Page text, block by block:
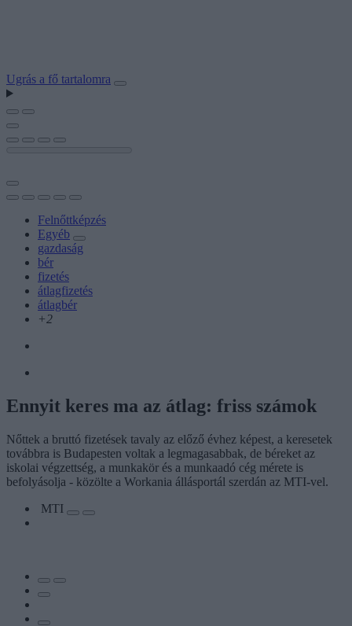
Ugrás a fő tartalomra
Felnőttképzés
Egyéb
gazdaság
bér
fizetés
átlagfizetés
átlagbér
+2
Ennyit keres ma az átlag: friss számok
Nőttek a bruttó fizetések tavaly az előző évhez képest, a keresetek
továbbra is Budapesten voltak a legmagasabbak, de béreket az
iskolai végzettség, a munkakör és a munkaadó cég mérete is
befolyásolja - közölte a Workania állásportál szerdán az MTI-vel.
MTI